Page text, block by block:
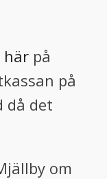
här på
på
då det
om